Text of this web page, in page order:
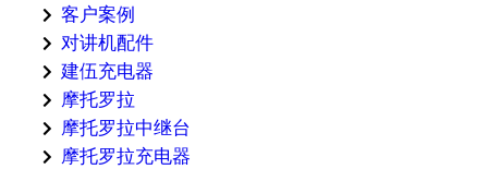
客户案例
对讲机配件
建伍充电器
摩托罗拉
摩托罗拉中继台
摩托罗拉充电器